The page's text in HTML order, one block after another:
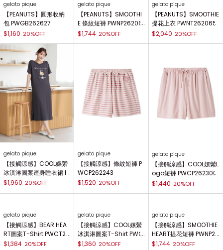
gelato pique
【PEANUTS】圓形收納
包 PWGB262627
$1,160 20%OFF
gelato pique
【PEANUTS】SMOOTHI
E 條紋短褲 PWNP26206
6
$1,744 20%OFF
gelato pique
【PEANUTS】SMOOTHIE
提花上衣 PWNT262065
$2,040 20%OFF
gelato pique
【接觸涼感】COOL嫘縈
冰淇淋圖案連身睡衣裙 P
WCO262313
$1,960 20%OFF
gelato pique
【接觸涼感】條紋短褲 P
WCP262243
$1,520 20%OFF
gelato pique
【接觸涼感】COOL嫘縈L
ogo短褲 PWCP262300
$1,440 20%OFF
gelato pique
【接觸涼感】BEAR HEA
RT圖案T-Shirt PWCT26
2242
$1,384 20%OFF
gelato pique
【接觸涼感】COOL嫘縈
冰淇淋圖案T-Shirt PWC
T262298
$1,360 20%OFF
gelato pique
【接觸涼感】SMOOTHIE
HEART提花短褲 PWNP26
2029
$1,744 20%OFF